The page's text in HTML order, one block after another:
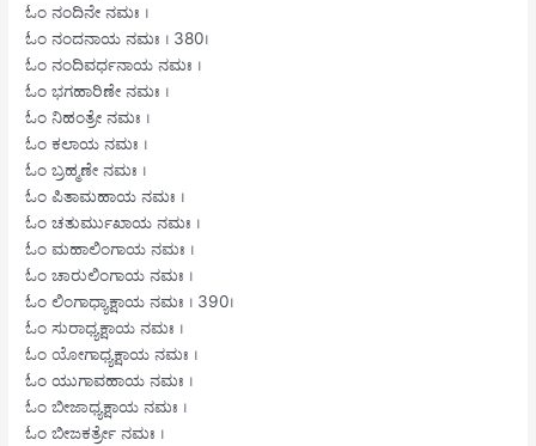
ಓಂ ನಂದಿನೇ ನಮಃ ।
ಓಂ ನಂದನಾಯ ನಮಃ । 380।
ಓಂ ನಂದಿವರ್ಧನಾಯ ನಮಃ ।
ಓಂ ಭಗಹಾರಿಣೇ ನಮಃ ।
ಓಂ ನಿಹಂತ್ರೇ ನಮಃ ।
ಓಂ ಕಲಾಯ ನಮಃ ।
ಓಂ ಬ್ರಹ್ಮಣೇ ನಮಃ ।
ಓಂ ಪಿತಾಮಹಾಯ ನಮಃ ।
ಓಂ ಚತುರ್ಮುಖಾಯ ನಮಃ ।
ಓಂ ಮಹಾಲಿಂಗಾಯ ನಮಃ ।
ಓಂ ಚಾರುಲಿಂಗಾಯ ನಮಃ ।
ಓಂ ಲಿಂಗಾಧ್ಯಾಕ್ಷಾಯ ನಮಃ । 390।
ಓಂ ಸುರಾಧ್ಯಕ್ಷಾಯ ನಮಃ ।
ಓಂ ಯೋಗಾಧ್ಯಕ್ಷಾಯ ನಮಃ ।
ಓಂ ಯುಗಾವಹಾಯ ನಮಃ ।
ಓಂ ಬೀಜಾಧ್ಯಕ್ಷಾಯ ನಮಃ ।
ಓಂ ಬೀಜಕರ್ತ್ರೇ ನಮಃ ।